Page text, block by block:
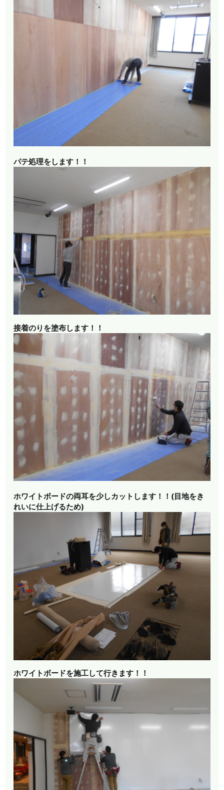
パテ処理をします！！
接着のりを塗布します！！
ホワイトボードの両耳を少しカットします！！ (目地をき
れいに仕上げるため)
ホワイトボードを施工して行きます！！